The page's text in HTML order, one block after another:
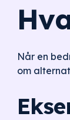
Når en
om